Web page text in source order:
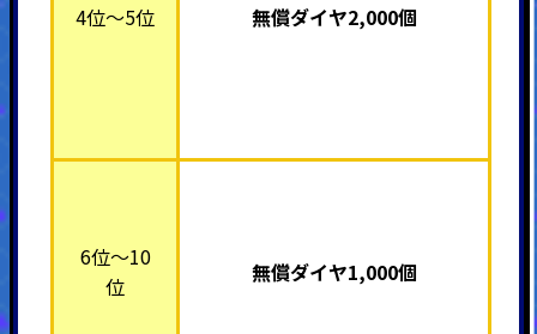
4位～5位 無償ダイヤ2,000個
6位～10
位
無償ダイヤ1,000個